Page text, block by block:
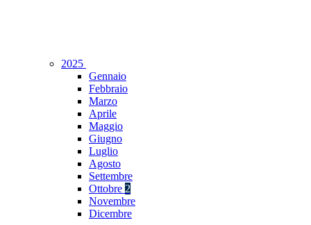
2025
Gennaio
Febbraio
Marzo
Aprile
Maggio
Giugno
Luglio
Agosto
Settembre
Ottobre 2
Novembre
Dicembre